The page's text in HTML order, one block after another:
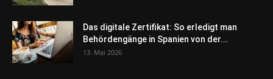
Das digitale Zertifikat: So erledigt man
Behördengänge in Spanien von der...
13. Mai 2026